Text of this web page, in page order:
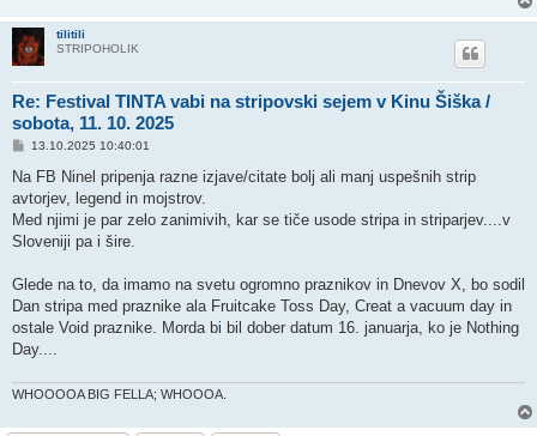
tilitili
STRIPOHOLIK
Re: Festival TINTA vabi na stripovski sejem v Kinu Šiška /
sobota, 11. 10. 2025
P
s
13.10.2025 10:40:01
Na FB Ninel pripenja razne izjave/citate bolj ali manj uspešnih strip
avtorjev, legend in mojstrov.
Med njimi je par zelo zanimivih, kar se tiče usode stripa in striparjev....v
Sloveniji pa i šire.
Glede na to, da imamo na svetu ogromno praznikov in Dnevov X, bo sodil
Dan stripa med praznike ala Fruitcake Toss Day, Creat a vacuum day in
ostale Void praznike. Morda bi bil dober datum 16. januarja, ko je Nothing
Day....
WHOOOOA BIG FELLA; WHOOOA.